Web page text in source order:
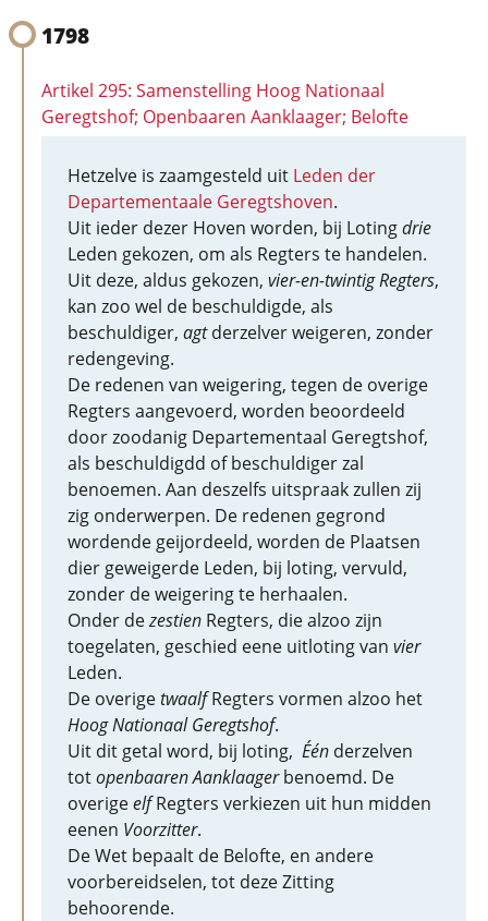
1798
Artikel 295: Samenstelling Hoog Nationaal
Geregtshof; Openbaaren Aanklaager; Belofte
Hetzelve is zaamgesteld uit Leden der
Departementaale Geregtshoven.
Uit ieder dezer Hoven worden, bij Lotingdrie
Leden gekozen, om als Regters te handelen.
Uit deze, aldus gekozen, vier-en-twintig Regters,
kan zoo wel de beschuldigde, als
beschuldiger, agtderzelver weigeren, zonder
redengeving.
De redenen van weigering, tegen de overige
Regters aangevoerd, worden beoordeeld
door zoodanig Departementaal Geregtshof,
als beschuldigdd of beschuldiger zal
benoemen. Aan deszelfs uitspraak zullen zij
zig onderwerpen. De redenen gegrond
wordende geijordeeld, worden de Plaatsen
dier geweigerde Leden, bij loting, vervuld,
zonder de weigering te herhaalen.
Onder dezestien Regters, die alzoo zijn
toegelaten, geschied eene uitloting van vier
Leden.
De overigetwaalfRegters vormen alzoo het
Hoog Nationaal Geregtshof.
Uit dit getal word, bij loting, Één derzelven
totopenbaaren Aanklaagerbenoemd. De
overigeelfRegters verkiezen uit hun midden
eenen Voorzitter.
De Wet bepaalt de Belofte, en andere
voorbereidselen, tot deze Zitting
behoorende.